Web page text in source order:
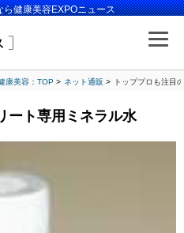
健康美容EXPOニュース
康美容：TOP ネット通販 トッププロも注目
ート専用ミネラル水